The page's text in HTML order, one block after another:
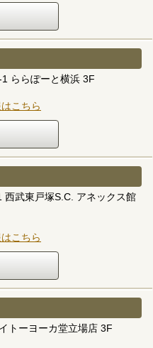
ららぽーと横浜 3F
こちら
武東戸塚S.C. アネックス館
こちら
トーヨーカ堂立場店 3F